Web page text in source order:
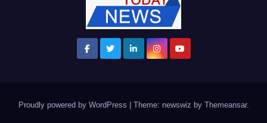
Proudly powered by WordPress Theme: newswiz by Themeansar.